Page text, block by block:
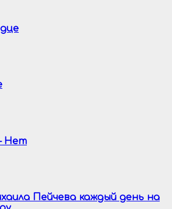
Нет
Пейчева каждый день на